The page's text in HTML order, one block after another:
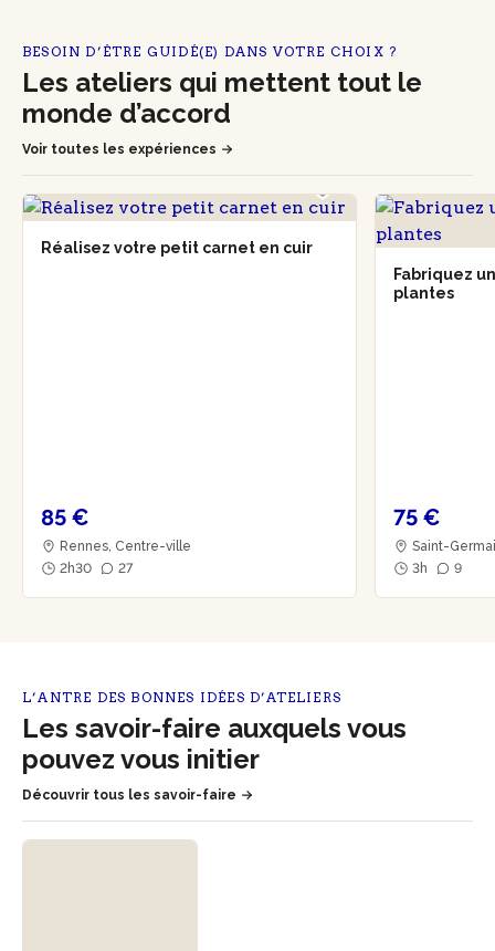
BESOIN D’ÊTRE GUIDÉ(E) DANS VOTRE CHOIX ?
Les ateliers qui mettent tout le
monde d’accord
Voir toutes les expériences
Réalisez votre petit carnet en cuir
85 €
Rennes, Centre-ville
2h30
27
Fabriquez
plantes
75 €
Saint-
3h
9
L’ANTRE DES BONNES IDÉES D’ATELIERS
Les savoir-faire auxquels vous
pouvez vous initier
Découvrir tous les savoir-faire